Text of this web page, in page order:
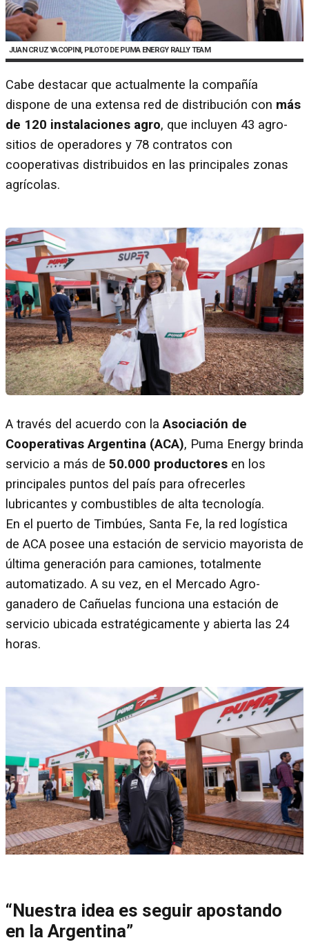
JUAN CRUZ YACOPINI, PILOTO DE PUMA ENERGY RALLY TEAM
Cabe destacar que actualmente la compañía
dispone de una extensa red de distribución con más
de 120 instalaciones agro, que incluyen 43 agro-
sitios de operadores y 78 contratos con
cooperativas distribuidos en las principales zonas
agrícolas.
A través del acuerdo con la Asociación de
Cooperativas Argentina (ACA), Puma Energy brinda
servicio a más de 50.000 productores en los
principales puntos del país para ofrecerles
lubricantes y combustibles de alta tecnología.
En el puerto de Timbúes, Santa Fe, la red logística
de ACA posee una estación de servicio mayorista de
última generación para camiones, totalmente
automatizado. A su vez, en el Mercado Agro-
ganadero de Cañuelas funciona una estación de
servicio ubicada estratégicamente y abierta las 24
horas.
“Nuestra idea es seguir apostando
en la Argentina”